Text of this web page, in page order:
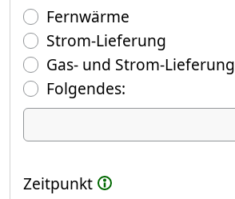
Fernwärme
Strom-Lieferung
Gas- und Strom-Lieferung
Folgendes:
Ich kündige Folgendes
Zeitpunkt